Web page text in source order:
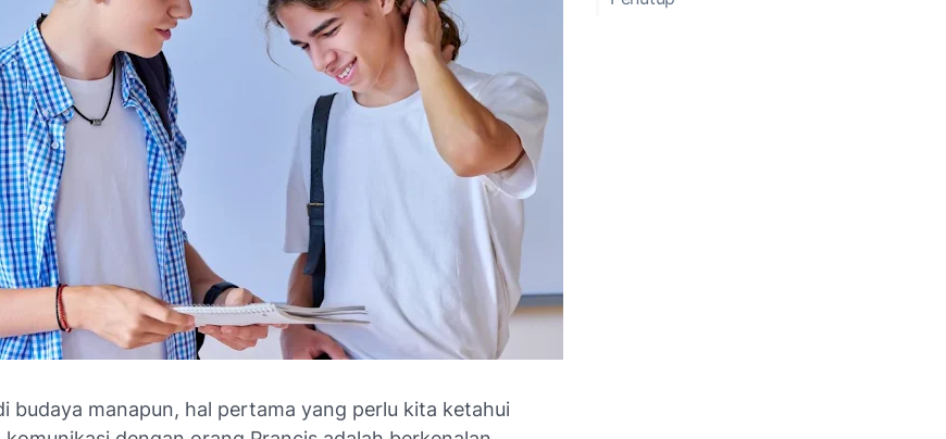
budaya manapun, hal pertama yang perlu kita ketahui